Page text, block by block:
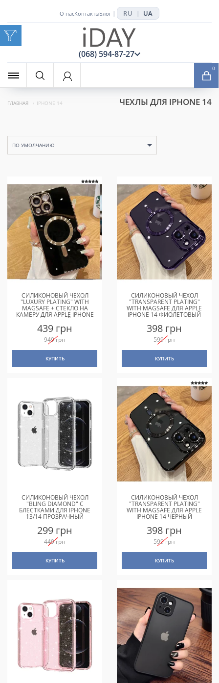
x
О насКонтактыБлог | RU | UA
(068) 594-87-27
0
ГЛАВНАЯ IPHONE 14 ЧЕХЛЫ ДЛЯ IPHONE 14
ПО УМОЛЧАНИЮ
СИЛИКОНОВЫЙ ЧЕХОЛ
"LUXURY PLATING" WITH
MAGSAFE + СТЕКЛО НА
КАМЕРУ ДЛЯ APPLE IPHONE
14 ЧЕРНЫЙ
439 грн
949 грн
КУПИТЬ
СИЛИКОНОВЫЙ ЧЕХОЛ
"TRANSPARENT PLATING"
WITH MAGSAFE ДЛЯ APPLE
IPHONE 14 ФИОЛЕТОВЫЙ
398 грн
599 грн
КУПИТЬ
СИЛИКОНОВЫЙ ЧЕХОЛ
"BLING DIAMOND" С
БЛЕСТКАМИ ДЛЯ IPHONE
13/14 ПРОЗРАЧНЫЙ
299 грн
449 грн
КУПИТЬ
СИЛИКОНОВЫЙ ЧЕХОЛ
"TRANSPARENT PLATING"
WITH MAGSAFE ДЛЯ APPLE
IPHONE 14 ЧЕРНЫЙ
398 грн
599 грн
КУПИТЬ